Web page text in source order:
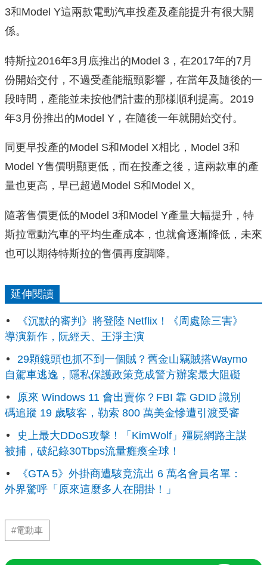
3和Model Y這兩款電動汽車投產及產能提升有很大關
係。
特斯拉2016年3月底推出的Model 3，在2017年的7月
份開始交付，不過受產能瓶頸影響，在當年及隨後的一
段時間，產能並未按他們計畫的那樣順利提高。2019
年3月份推出的Model Y，在隨後一年就開始交付。
同更早投產的Model S和Model X相比，Model 3和
Model Y售價明顯更低，而在投產之後，這兩款車的產
量也更高，早已超過Model S和Model X。
隨著售價更低的Model 3和Model Y產量大幅提升，特
斯拉電動汽車的平均生產成本，也就會逐漸降低，未來
也可以期待特斯拉的售價再度調降。
延伸閱讀
《沉默的審判》將登陸 Netflix！《周處除三害》
導演新作，阮經天、王淨主演
29顆鏡頭也抓不到一個賊？舊金山竊賊搭Waymo
自駕車逃逸，隱私保護政策竟成警方辦案最大阻礙
原來 Windows 11 會出賣你？FBI 靠 GDID 識別
碼追蹤 19 歲駭客，勒索 800 萬美金慘遭引渡受審
史上最大DDoS攻擊！「KimWolf」殭屍網路主謀
被捕，破紀錄30Tbps流量癱瘓全球！
《GTA 5》外掛商遭駭竟流出 6 萬名會員名單：
外界驚呼「原來這麼多人在開掛！」
#電動車